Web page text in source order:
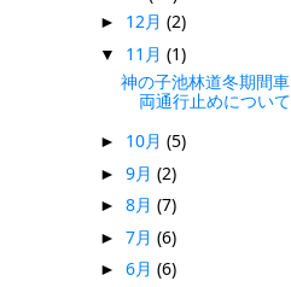
► 12月 (2)
▼ 11月 (1)
神の子池林道冬期間車
両通行止めについて
► 10月 (5)
► 9月 (2)
► 8月 (7)
► 7月 (6)
► 6月 (6)